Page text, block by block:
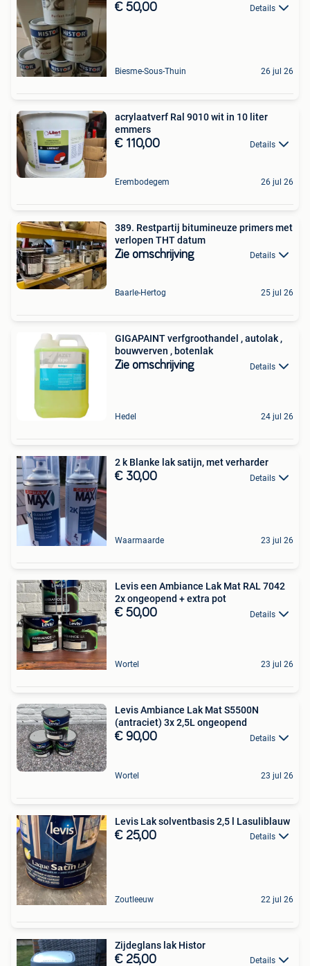
€ 50,00 Details
Biesme-Sous-Thuin 26 jul 26
acrylaatverf Ral 9010 wit in 10 liter
emmers
€ 110,00 Details
Erembodegem 26 jul 26
389. Restpartij bitumineuze primers met
verlopen THT datum
Zie omschrijving Details
Baarle-Hertog 25 jul 26
GIGAPAINT verfgroothandel , autolak ,
bouwverven , botenlak
Zie omschrijving Details
Hedel 24 jul 26
2 k Blanke lak satijn, met verharder
€ 30,00 Details
Waarmaarde 23 jul 26
Levis een Ambiance Lak Mat RAL 7042
2x ongeopend + extra pot
€ 50,00 Details
Wortel 23 jul 26
Levis Ambiance Lak Mat S5500N
(antraciet) 3x 2,5L ongeopend
€ 90,00 Details
Wortel 23 jul 26
Levis Lak solventbasis 2,5 l Lasuliblauw
€ 25,00 Details
Zoutleeuw 22 jul 26
Zijdeglans lak Histor
€ 25,00 Details